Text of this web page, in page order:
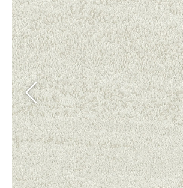
壁紙
カーテン
床材
ブランド・コレクション
Lilycolor Coordinate 着せ替えシミュレーション
カタログ一覧
カタログ一覧 トップ
壁紙
カーテン
床材
サステナブル商品
ノンワックス床タイル
壁紙機能性ガイド
施工事例
施工事例 トップ
医療・福祉施設
ホテル・オフィス・店舗
モデルハウス
新築戸建・マンション
#リリカラのある暮らし
リリカラノート
ショールーム
ショールーム トップ
東京ショールーム
お客様サポート